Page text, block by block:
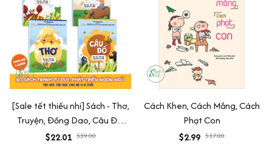
[Sale tết thiếu nhi] Sách - Thơ,
Truyện, Đồng Dao, Câu Đố,
Tập Nói Tập Đọc Cho Bé 0-6
$22.01 $39.00
Cách Khen, Cách Mắng, Cách
Phạt Con
$2.99 $17.00